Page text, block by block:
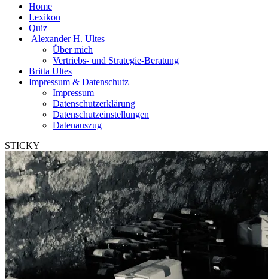
Home
Lexikon
Quiz
Alexander H. Ultes
Über mich
Vertriebs- und Strategie-Beratung
Britta Ultes
Impressum & Datenschutz
Impressum
Datenschutzerklärung
Datenschutzeinstellungen
Datenauszug
STICKY